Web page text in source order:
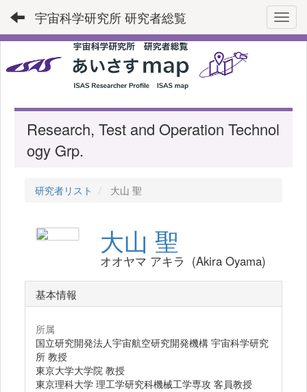
宇宙科学研究所 研究者総覧
Research, Test and Operation Technol
ogy Grp.
研究者リスト 大山 聖
大山 聖
オオヤマ アキラ (Akira Oyama)
基本情報
所属
国立研究開発法人宇宙航空研究開発機構 宇宙科学研究
所 教授
東京大学大学院 教授
東京理科大学 理工学研究科機械工学専攻 客員教授